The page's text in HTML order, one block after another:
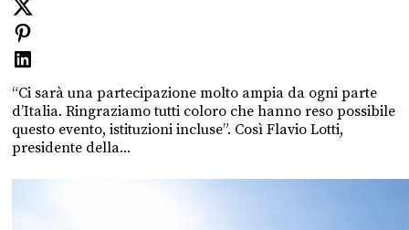
“Ci sarà una partecipazione molto ampia da ogni parte
d’Italia. Ringraziamo tutti coloro che hanno reso possibile
questo evento, istituzioni incluse”. Così Flavio Lotti,
presidente della...